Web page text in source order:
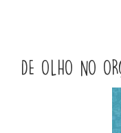
DE OLHO NO